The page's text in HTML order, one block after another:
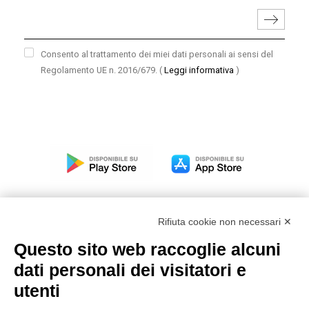
Consento al trattamento dei miei dati personali ai sensi del
Regolamento UE n. 2016/679. ( Leggi informativa )
Modello organizzativo, gestione e controllo – D. lgs.
231/2001
Rifiuta cookie non necessari ✕
Questo sito web raccoglie alcuni
dati personali dei visitatori e
utenti